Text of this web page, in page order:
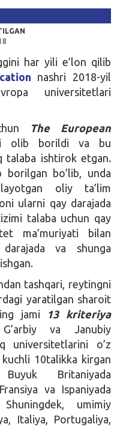
har yili e’lon qilib
nashri 2018-yil
universitetlari
The European
olib borildi va bu
talaba ishtirok etgan.
bo’lib, unda
oliy ta’lim
ularni qay darajada
talaba uchun qay
ma’muriyati bilan
va shunga
tashqari, reytingni
yaratilgan sharoit
jami
13 kriteriya
va Janubiy
universitetlarini o’z
10talikka kirgan
Britaniyada
va Ispaniyada
umimiy
Italiya, Portugaliya,